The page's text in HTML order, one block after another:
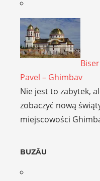
Pavel – Ghimbav
Nie jest to zabytek,
zobaczyć nową
miejscowości
BUZĂU